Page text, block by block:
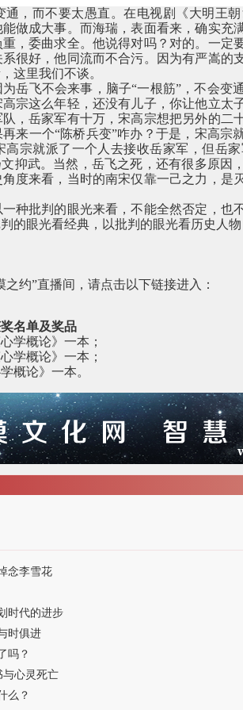
，而不要太愚直。在电视剧《大明王朝
做成大事。而海瑞，表面看来，确实充
，委曲求全。他说得对吗？对的。一定
很好，他同流而不合污。因为有严嵩
这里我们不谈。
岳飞不会来事，脑子“一根筋”，不会变
宗这么年轻，还没有儿子，你让他立太
，岳家军有十万，宋高宗想把另外的
来一个“陈桥兵变”咋办？于是，宋高
宗就派了一个人去接收岳家军，但岳
抑武。当然，岳飞之死，还有很多原
度来看，当时的南宋仅靠一己之力，
种批判的眼光来看，不能全然否定，
的眼光看经典，以批判的眼光看历史人
约”直播间，请点击以下链接进入：
名单及奖品
学概论》一本；
学概论》一本；
概论》一本。
念李雪花
时代的进步
时俱进
吗？
与心灵死亡
么？